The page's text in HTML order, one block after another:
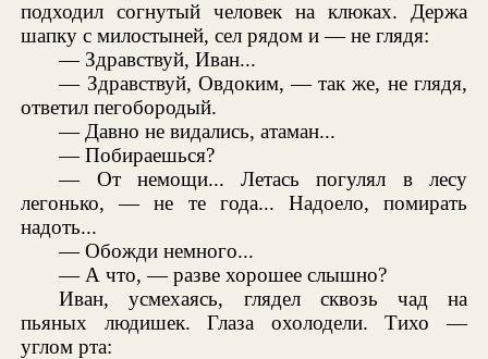
подходил согнутый человек на клюках. Держа
шапку с милостыней, сел рядом и — не глядя:
— Здравствуй, Иван...
— Здравствуй, Овдоким, — так же, не глядя,
ответил пегобородый.
— Давно не видались, атаман...
— Побираешься?
— От немощи... Летась погулял в лесу
легонько, — не те года... Надоело, помирать
надоть...
— Обожди немного...
— А что, — разве хорошее слышно?
Иван, усмехаясь, глядел сквозь чад на
пьяных людишек. Глаза охолодели. Тихо —
углом рта: